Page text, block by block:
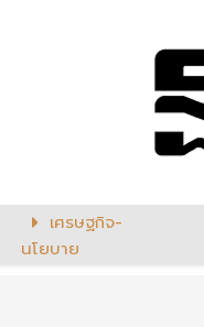
เศรษฐกิจ-
นโยบาย